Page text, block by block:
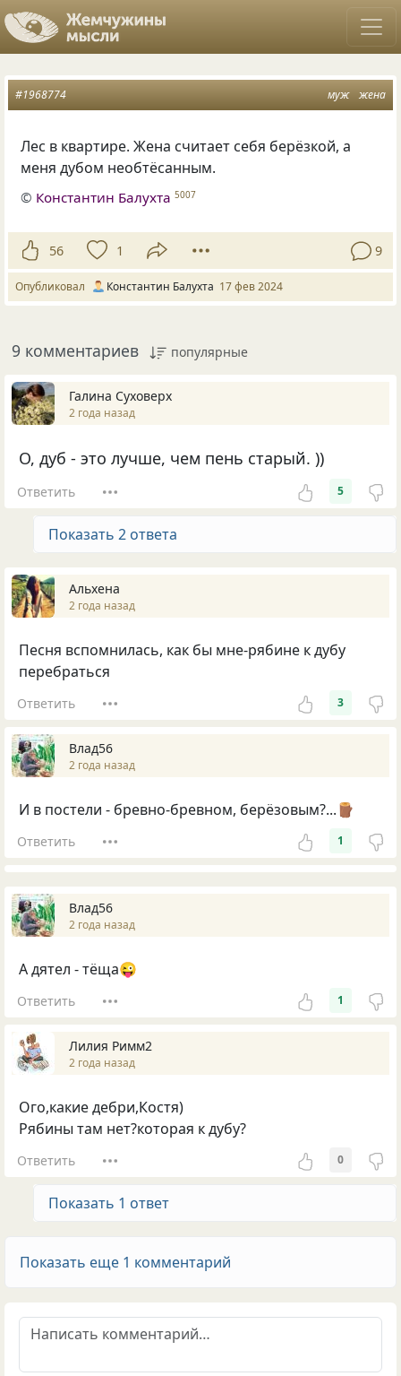
муж жена
#1968774
Лес в квартире. Жена считает себя берёзкой, а
меня дубом необтёсанным.
© Константин Балухта 5007
56 1 9
Опубликовал Константин Балухта 17 фев 2024
9 комментариев популярные
Галина Суховерх
2 года назад
О, дуб - это лучше, чем пень старый. ))
Ответить 5
Показать 2 ответа
Альхена
2 года назад
Песня вспомнилась, как бы мне-рябине к дубу
перебраться
Ответить 3
Влад56
2 года назад
И в постели - бревно-бревном, берёзовым?...🪵
Ответить 1
Влад56
2 года назад
А дятел - тёща😜
Ответить 1
Лилия Римм2
2 года назад
Ого,какие дебри,Костя)
Рябины там нет?которая к дубу?
Ответить 0
Показать 1 ответ
Показать еще 1 комментарий